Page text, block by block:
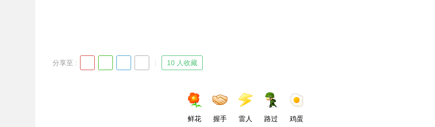
分享至 : 10 人收藏
鲜花 握手 雷人 路过 鸡蛋